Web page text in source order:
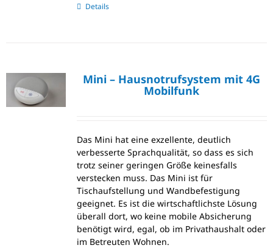
Details
Mini – Hausnotrufsystem mit 4G
Mobilfunk
Das Mini hat eine exzellente, deutlich
verbesserte Sprachqualität, so dass es sich
trotz seiner geringen Größe keinesfalls
verstecken muss. Das Mini ist für
Tischaufstellung und Wandbefestigung
geeignet. Es ist die wirtschaftlichste Lösung
überall dort, wo keine mobile Absicherung
benötigt wird, egal, ob im Privathaushalt oder
im Betreuten Wohnen.